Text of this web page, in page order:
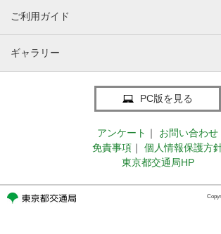
ご利用ガイド
ギャラリー
PC版を見る
アンケート ｜
お問い合わせ
免責事項 ｜
個人情報保護方
東京都交通局HP